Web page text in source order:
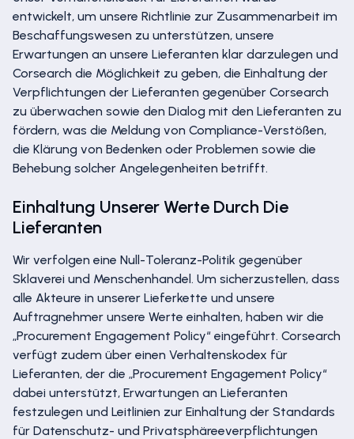
entwickelt, um unsere Richtlinie zur Zusammenarbeit im
Beschaffungswesen zu unterstützen, unsere
Erwartungen an unsere Lieferanten klar darzulegen und
Corsearch die Möglichkeit zu geben, die Einhaltung der
Verpflichtungen der Lieferanten gegenüber Corsearch
zu überwachen sowie den Dialog mit den Lieferanten zu
fördern, was die Meldung von Compliance-Verstößen,
die Klärung von Bedenken oder Problemen sowie die
Behebung solcher Angelegenheiten betrifft.
Einhaltung Unserer Werte Durch Die
Lieferanten
Wir verfolgen eine Null-Toleranz-Politik gegenüber
Sklaverei und Menschenhandel. Um sicherzustellen, dass
alle Akteure in unserer Lieferkette und unsere
Auftragnehmer unsere Werte einhalten, haben wir die
„Procurement Engagement Policy“ eingeführt. Corsearch
verfügt zudem über einen Verhaltenskodex für
Lieferanten, der die „Procurement Engagement Policy“
dabei unterstützt, Erwartungen an Lieferanten
festzulegen und Leitlinien zur Einhaltung der Standards
für Datenschutz- und Privatsphäreeverpflichtungen